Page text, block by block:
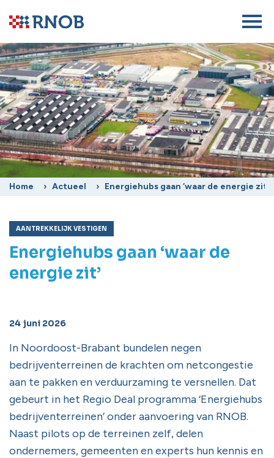
Home Actueel Energiehubs gaan ‘waar de energie zit’
AANTREKKELIJK VESTIGEN
Energiehubs gaan ‘waar de
energie zit’
24 juni 2026
In Noordoost-Brabant bundelen negen
bedrijventerreinen de krachten om netcongestie
aan te pakken en verduurzaming te versnellen. Dat
gebeurt in het Regio Deal programma ‘Energiehubs
bedrijventerreinen’ onder aanvoering van RNOB.
Naast pilots op de terreinen zelf, delen
ondernemers, gemeenten en experts hun kennis en